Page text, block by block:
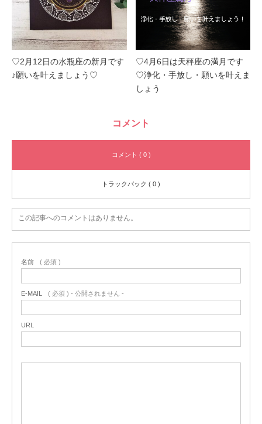
♡2月12日の水瓶座の新月です
♪願いを叶えましょう♡
♡4月6日は天秤座の満月です
♡浄化・手放し・願いを叶えま
しょう
コメント
コメント ( 0 )
トラックバック ( 0 )
この記事へのコメントはありません。
名前 ( 必須 )
E-MAIL ( 必須 ) - 公開されません -
URL